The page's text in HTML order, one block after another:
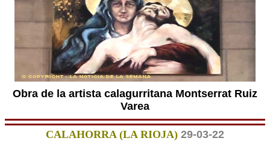
Obra de la artista calagurritana Montserrat Ruiz
Varea
CALAHORRA (LA RIOJA) 29-03-22